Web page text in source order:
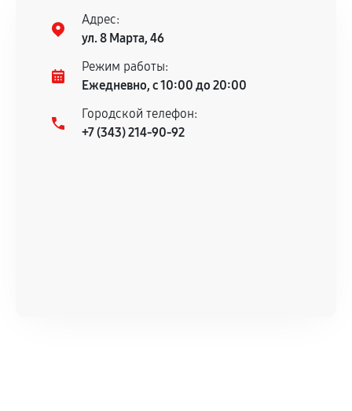
Адрес:
ул. 8 Марта, 46
Режим работы:
Ежедневно, с 10:00 до 20:00
Городской телефон:
+7 (343) 214-90-92